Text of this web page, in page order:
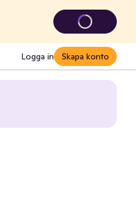
Logga in Skapa konto